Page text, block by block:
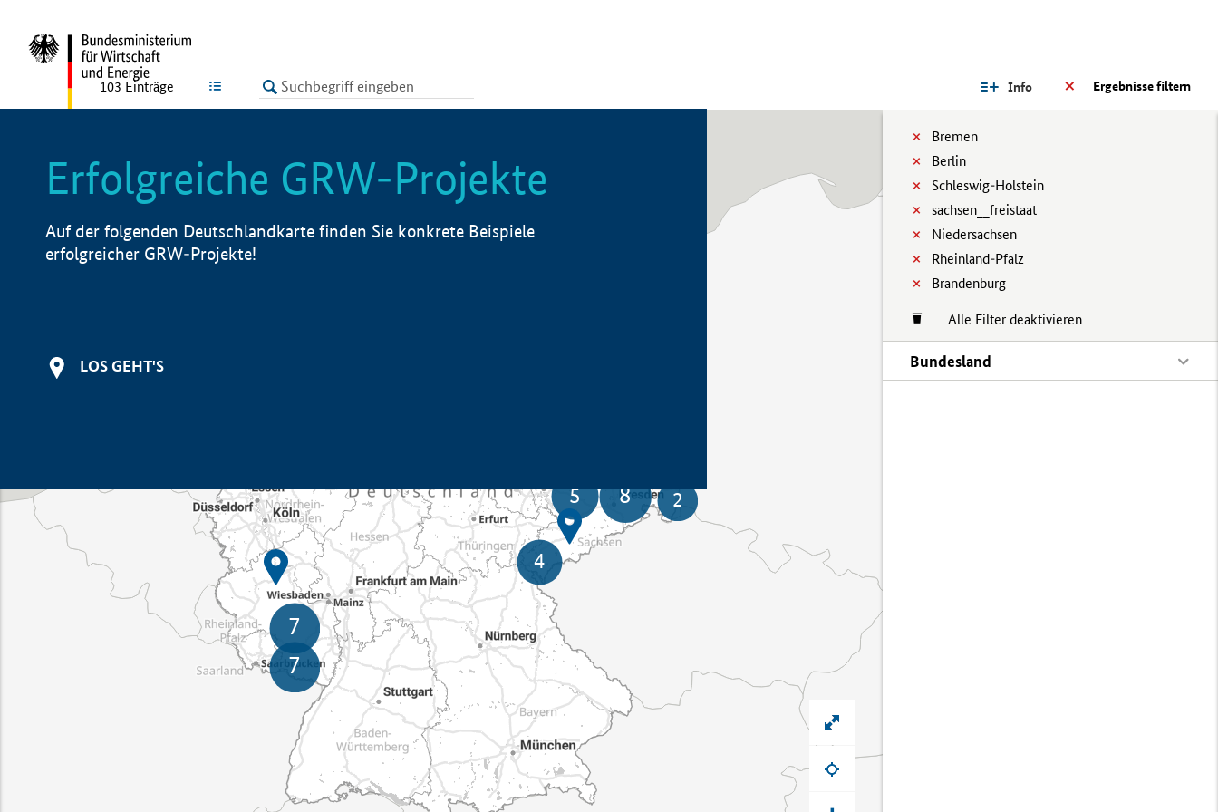
LISTE Ergebnisse filtern
Info
Bremen
Berlin
Schleswig-Holstein
sachsen__freistaat
Niedersachsen
Rheinland-Pfalz
Brandenburg
Alle Filter deaktivieren
Bundesland
103 Einträge
Erfolgreiche GRW-Projekte
Auf der folgenden Deutschlandkarte finden Sie konkrete Beispiele
erfolgreicher GRW-Projekte!
LOS GEHT'S